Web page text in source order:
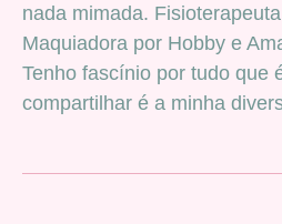
nada mimada.
Maquiadora por Hobby e
Tenho fascínio por tudo que
compartilhar é a minha